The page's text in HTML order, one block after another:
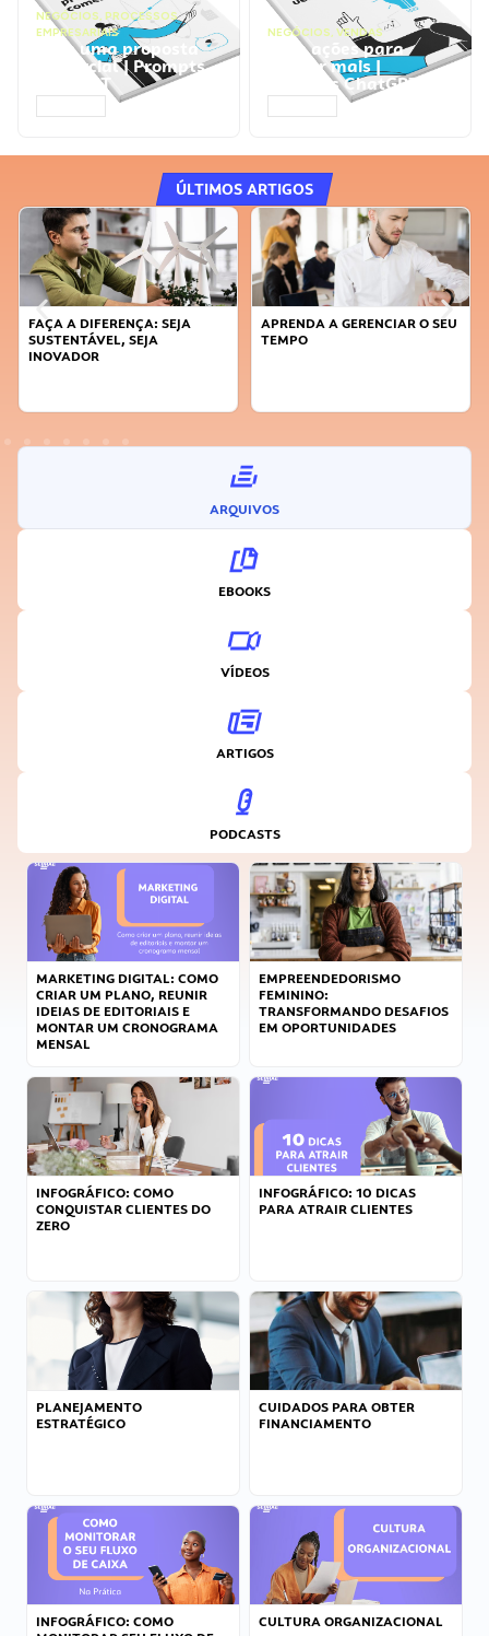
NEGÓCIOS, PROCESSOS
EMPRESARIAIS
Faça uma proposta
comercial | Prompts
ChatGPT
NEGÓCIOS, VENDAS
Faça ações para
vender mais |
Prompts ChatGPT
ÚLTIMOS ARTIGOS
FAÇA A DIFERENÇA: SEJA
SUSTENTÁVEL, SEJA
INOVADOR
APRENDA A GERENCIAR O SEU
TEMPO
ARQUIVOS
EBOOKS
VÍDEOS
ARTIGOS
PODCASTS
MARKETING DIGITAL: COMO
CRIAR UM PLANO, REUNIR
IDEIAS DE EDITORIAIS E
MONTAR UM CRONOGRAMA
MENSAL
EMPREENDEDORISMO
FEMININO:
TRANSFORMANDO DESAFIOS
EM OPORTUNIDADES
INFOGRÁFICO: COMO
CONQUISTAR CLIENTES DO
ZERO
INFOGRÁFICO: 10 DICAS
PARA ATRAIR CLIENTES
PLANEJAMENTO
ESTRATÉGICO
CUIDADOS PARA OBTER
FINANCIAMENTO
INFOGRÁFICO: COMO
CULTURA ORGANIZACIONAL